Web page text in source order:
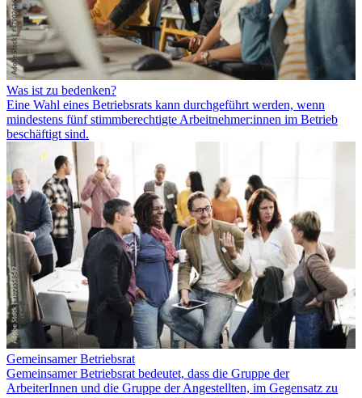
Was ist zu bedenken?
Eine Wahl eines Betriebsrats kann durchgeführt werden, wenn
mindestens fünf stimmberechtigte Arbeitnehmer:innen im Betrieb
beschäftigt sind.
Gemeinsamer Betriebsrat
Gemeinsamer Betriebsrat bedeutet, dass die Gruppe der
ArbeiterInnen und die Gruppe der Angestellten, im Gegensatz zu